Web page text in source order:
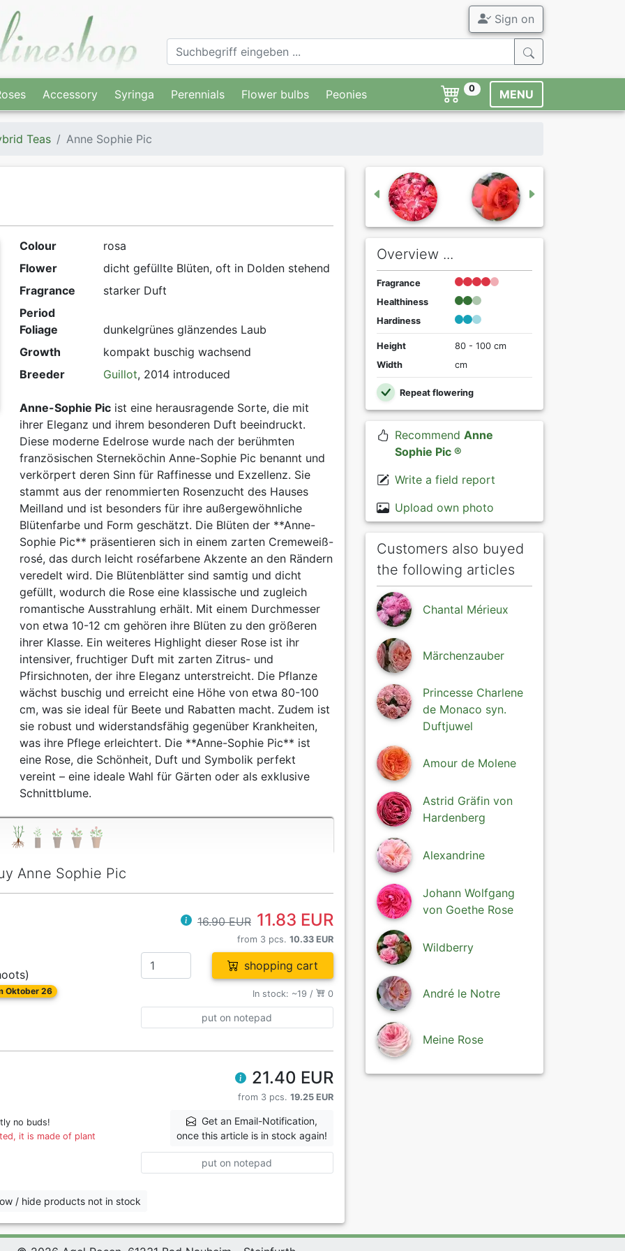
Sign on
Accessory Syringa Perennials Flower bulbs Peonies 0 MENU
Teas Anne Sophie Pic
Colour
rosa
Flower
dicht gefüllte Blüten, oft in Dolden stehend
Fragrance
starker Duft
Period
Foliage
dunkelgrünes glänzendes Laub
Growth
kompakt buschig wachsend
Breeder
Guillot, 2014 introduced
Anne-Sophie Picist eine herausragende Sorte, die mit
ihrer Eleganz und ihrem besonderen Duft beeindruckt.
Diese moderne Edelrose wurde nach der berühmten
französischen Sterneköchin Anne-Sophie Pic benannt und
verkörpert deren Sinn für Raffinesse und Exzellenz. Sie
stammt aus der renommierten Rosenzucht des Hauses
Meilland und ist besonders für ihre außergewöhnliche
Blütenfarbe und Form geschätzt. Die Blüten der **Anne-
Sophie Pic** präsentieren sich in einem zarten Cremeweiß-
rosé, das durch leicht roséfarbene Akzente an den Rändern
veredelt wird. Die Blütenblätter sind samtig und dicht
gefüllt, wodurch die Rose eine klassische und zugleich
romantische Ausstrahlung erhält. Mit einem Durchmesser
von etwa 10-12 cm gehören ihre Blüten zu den größeren
ihrer Klasse. Ein weiteres Highlight dieser Rose ist ihr
intensiver, fruchtiger Duft mit zarten Zitrus- und
Pfirsichnoten, der ihre Eleganz unterstreicht. Die Pflanze
wächst buschig und erreicht eine Höhe von etwa 80-100
cm, was sie ideal für Beete und Rabatten macht. Zudem ist
sie robust und widerstandsfähig gegenüber Krankheiten,
was ihre Pflege erleichtert. Die **Anne-Sophie Pic** ist
eine Rose, die Schönheit, Duft und Symbolik perfekt
vereint – eine ideale Wahl für Gärten oder als exklusive
Schnittblume.
Anne Sophie Pic
Oktober 26
16.90 EUR 11.83 EUR
from 3 pcs. 10.33 EUR
shopping cart
In stock: ~19 / 0
put on notepad
no buds!
it is made of plant
21.40 EUR
from 3 pcs. 19.25 EUR
Get an Email-Notification,
once this article is in stock again!
put on notepad
/ hide products not in stock
Overview ...
Fragrance
Healthiness
Hardiness
Height
80 - 100 cm
Width
cm
Repeat flowering
Recommend Anne
Sophie Pic ®
Write a field report
Upload own photo
Customers also buyed
the following articles
Chantal Mérieux
Märchenzauber
Princesse Charlene
de Monaco syn.
Duftjuwel
Amour de Molene
Astrid Gräfin von
Hardenberg
Alexandrine
Johann Wolfgang
von Goethe Rose
Wildberry
André le Notre
Meine Rose